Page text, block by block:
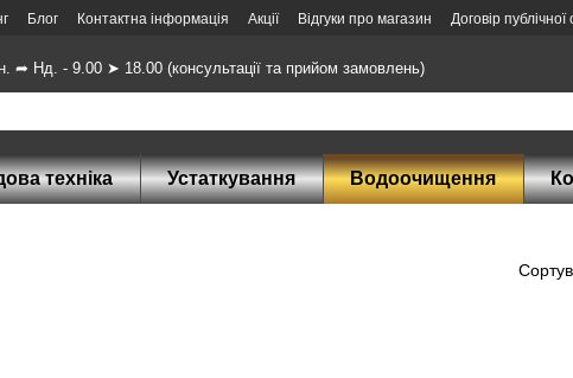
Блог Контактна інформація Акції Відгуки про магазин Договір
➦ Нд. - 9.00 ➤ 18.00 (консультації та прийом замовлень)
техніка Устаткування Водоочищення